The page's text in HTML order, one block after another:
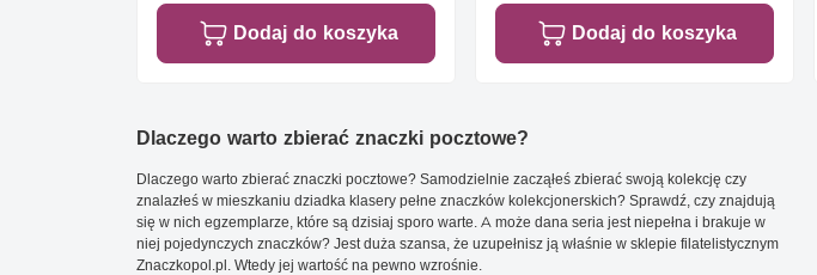
Dodaj do koszyka Dodaj do koszyka
Dlaczego warto zbierać znaczki pocztowe?
Dlaczego warto zbierać znaczki pocztowe? Samodzielnie zacząłeś zbierać swoją kolekcję czy
znalazłeś w mieszkaniu dziadka klasery pełne znaczków kolekcjonerskich? Sprawdź, czy znajdują
się w nich egzemplarze, które są dzisiaj sporo warte. A może dana seria jest niepełna i brakuje w
niej pojedynczych znaczków? Jest duża szansa, że uzupełnisz ją właśnie w sklepie filatelistycznym
Znaczkopol.pl. Wtedy jej wartość na pewno wzrośnie.